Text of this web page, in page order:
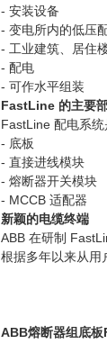
- 安装设备
- 变电所内的低压
- 工业建筑、居住
- 配电
- 可作水平组装
FastLine 的主要
FastLine 配电系统
- 底板
- 直接进线模块
- 熔断器开关模块
- MCCB 适配器
新颖的电缆终端
ABB 在研制
根据多年以来从用
ABB熔断器组底板